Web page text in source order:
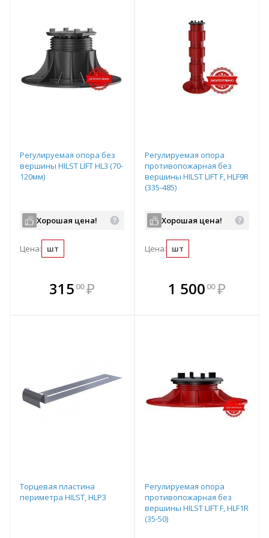
Регулируемая опора без
вершины HILST LIFT HL3 (70-
120мм)
Хорошая цена!
Цена: шт
315 00 ₽
В комплекте
всегда выгоднее!
Регулируемая опора
противопожарная без
вершины HILST LIFT F, HLF9R
(335-485)
Хорошая цена!
Цена: шт
В комплекте
всегда выгоднее!
1 500 00 ₽
Торцевая пластина
периметра HILST, HLP3
Регулируемая опора
противопожарная без
вершины HILST LIFT F, HLF1R
(35-50)